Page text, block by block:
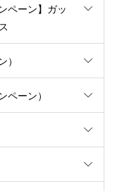
ペーン】ガッ
ーン）